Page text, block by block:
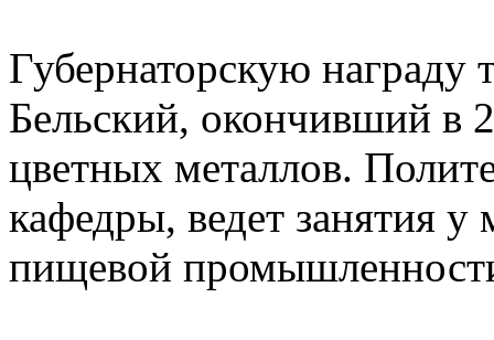
Губернаторскую награду
Бельский, окончивший в
цветных металлов.
кафедры, ведет занятия
пищевой